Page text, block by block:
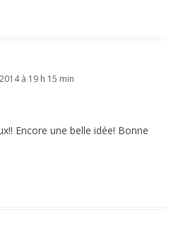
à 19 h 15 min
Encore une belle idée! Bonne